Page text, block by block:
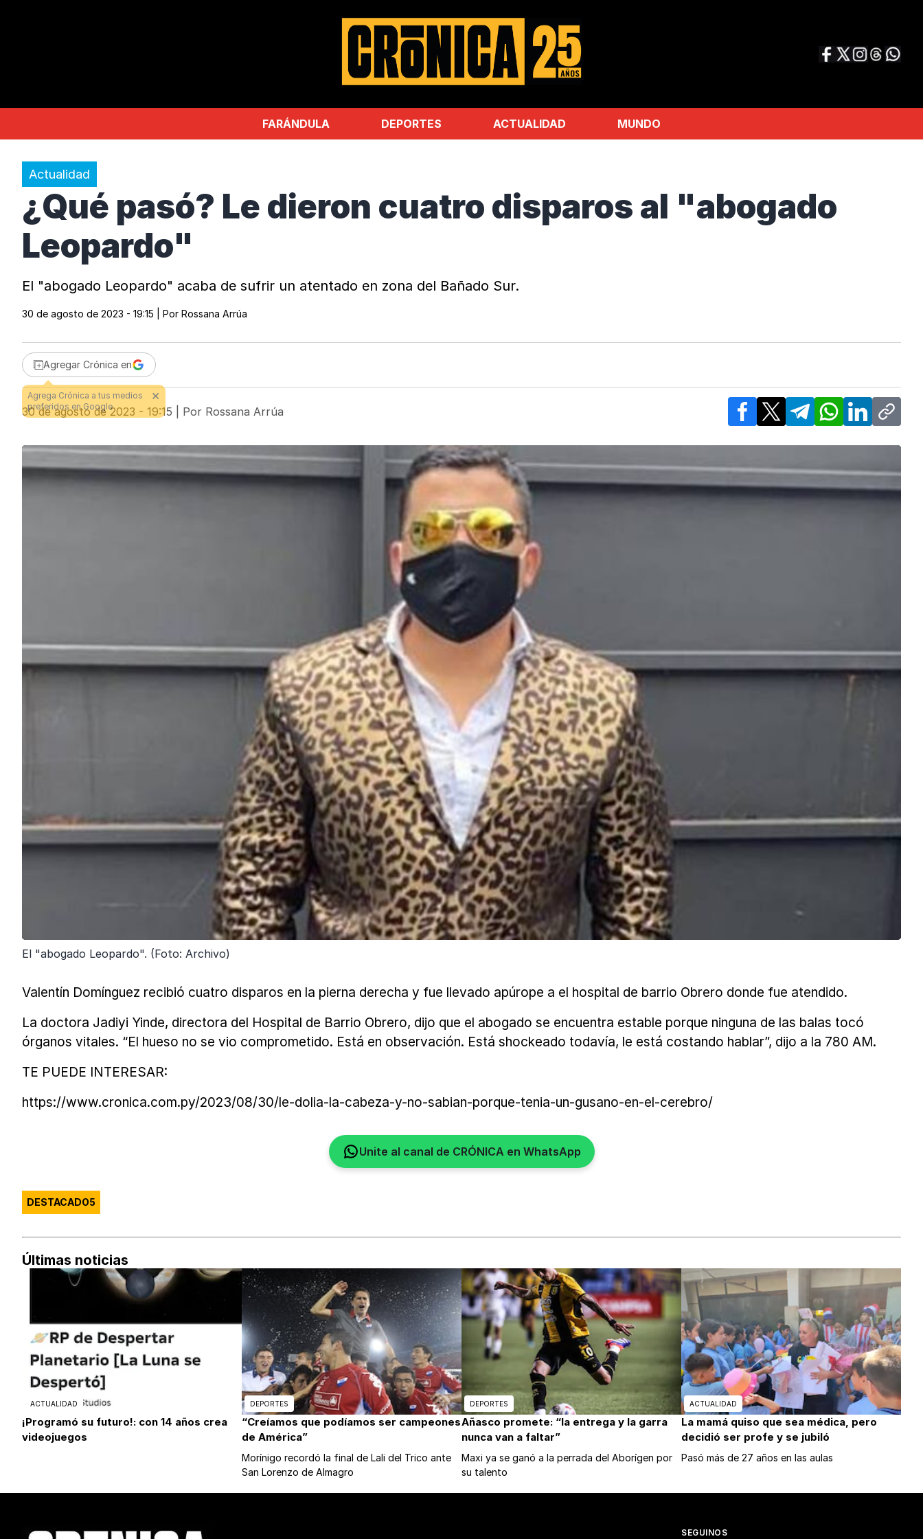
FARÁNDULA DEPORTES ACTUALIDAD MUNDO
Actualidad
¿Qué pasó? Le dieron cuatro disparos al "abogado
Leopardo"
El "abogado Leopardo" acaba de sufrir un atentado en zona del Bañado Sur.
30 de agosto de 2023 - 19:15 | Por Rossana Arrúa
Agregar Crónica en
30 de agosto de 2023 - 19:15 | Por Rossana Arrúa
Facebook
X TelegramWhatsApp
LinkedInCopy
El "abogado Leopardo". (Foto: Archivo)
Valentín Domínguez recibió cuatro disparos en la pierna derecha y fue llevado apúrope a el hospital de barrio Obrero donde fue atendido.
La doctora Jadiyi Yinde, directora del Hospital de Barrio Obrero, dijo que el abogado se encuentra estable porque ninguna de las balas tocó
órganos vitales. “El hueso no se vio comprometido. Está en observación. Está shockeado todavía, le está costando hablar”, dijo a la 780 AM.
TE PUEDE INTERESAR:
https://www.cronica.com.py/2023/08/30/le-dolia-la-cabeza-y-no-sabian-porque-tenia-un-gusano-en-el-cerebro/
Unite al canal de CRÓNICA en WhatsApp
DESTACADO5
Últimas noticias
ACTUALIDAD
¡Programó su futuro!: con 14 años crea
videojuegos
DEPORTES
“Creíamos que podíamos ser campeones
de América”
Morínigo recordó la final de Lali del Trico ante
San Lorenzo de Almagro
DEPORTES
Añasco promete: “la entrega y la garra
nunca van a faltar”
Maxi ya se ganó a la perrada del Aborígen por
su talento
ACTUALIDAD
La mamá quiso que sea médica, pero
decidió ser profe y se jubiló
Pasó más de 27 años en las aulas
SEGUINOS